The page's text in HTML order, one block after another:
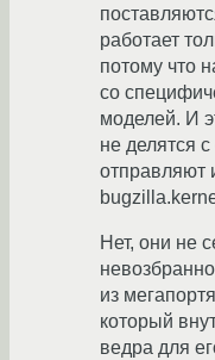
работает
потому что
со
моделей. И
не делятся
отправляют
Нет, они не
из
который
ведра для